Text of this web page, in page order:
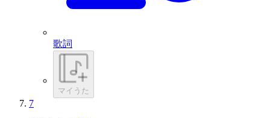
歌詞
マイうた
7